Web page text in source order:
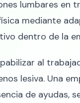
lumbares en
mediante
dentro de la
al
lesiva. Una
de ayudas,